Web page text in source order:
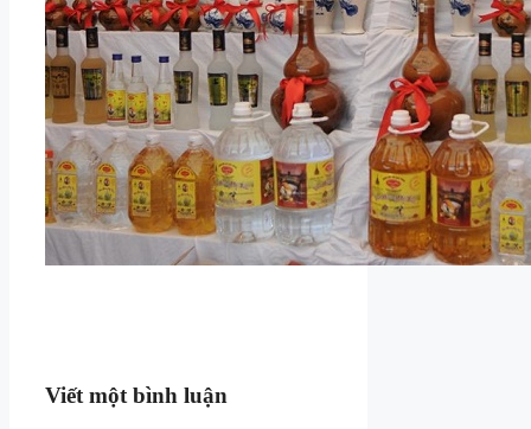
Viết một bình luận